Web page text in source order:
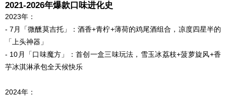
2021-2026年爆款口味进化史
2023年：
- 7月「微醺莫吉托」：酒香+青柠+薄荷的鸡尾酒组合，凉度四星半的
「上头神器」
- 10月「口味魔方」：首创一盒三味玩法，雪玉冰荔枝+菠萝旋风+香
芋冰淇淋承包全天候快乐
2024年：